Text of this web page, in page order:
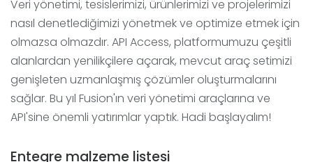
Veri yönetimi, tesislerimizi, ürünlerimizi ve projelerimizi
nasıl denetlediğimizi yönetmek ve optimize etmek için
olmazsa olmazdır. API Access, platformumuzu çeşitli
alanlardan yenilikçilere açarak, mevcut araç setimizi
genişleten uzmanlaşmış çözümler oluşturmalarını
sağlar. Bu yıl Fusion'ın veri yönetimi araçlarına ve
API'sine önemli yatırımlar yaptık. Hadi başlayalım!
Entegre malzeme listesi